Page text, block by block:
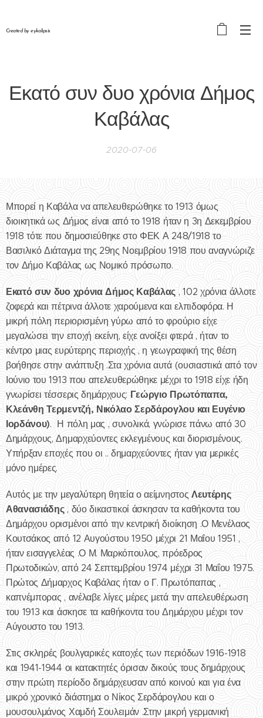
Created by eykalipsis
Εκατό συν δυο χρόνια Δήμος
Καβάλας
2020-07-06
Μπορεί η Καβάλα να απελευθερώθηκε το 1913 όμως
διοικητικά ως Δήμος είναι από το 1918 ήταν η 3η Δεκεμβρίου
1918 τότε που δημοσιεύθηκε στο ΦΕΚ Α 248/1918 το
Βασιλικό Διάταγμα της 29ης Νοεμβρίου 1918 που αναγνώριζε
τον Δήμο Καβάλας ως Νομικό πρόσωπο.
Εκατό συν δυο χρόνια Δήμος Καβάλας , 102 χρόνια άλλοτε
ζοφερά και πέτρινα άλλοτε χαρούμενα και ελπιδοφόρα. Η
μικρή πόλη περιορισμένη γύρω από το φρούριο είχε
μεγαλώσει την εποχή εκείνη, είχε ανοίξει φτερά , ήταν το
κέντρο μιας ευρύτερης περιοχής , η γεωγραφική της θέση
βοήθησε στην ανάπτυξη .Στα χρόνια αυτά (ουσιαστικά από τον
Ιούνιο του 1913 που απελευθερώθηκε μέχρι το 1918 είχε ήδη
γνωρίσει τέσσερις δημάρχους: Γεώργιο Πρωτόπαπα,
Κλεάνθη Τερμεντζή, Νικόλαο Σερδάρογλου και Ευγένιο
Ιορδάνου). Η πόλη μας , συνολικά, γνώρισε πάνω από 30
Δημάρχους, Δημαρχεύοντες εκλεγμένους και διορισμένους.
Υπήρξαν εποχές που οι .. δημαρχεύοντες ήταν για μερικές
μόνο ημέρες.
Αυτός με την μεγαλύτερη θητεία ο αείμνηστος Λευτέρης
Αθανασιάδης, δύο δικαστικοί άσκησαν τα καθήκοντα του
Δημάρχου ορισμένοι από την κεντρική διοίκηση .Ο Μενέλαος
Κουτσάκος από 12 Αυγούστου 1950 μέχρι 21 Μαΐου 1951 ,
ήταν εισαγγελέας .Ο Μ. Μαρκόπουλος, πρόεδρος
Πρωτοδικών, από 24 Σεπτεμβρίου 1974 μέχρι 31 Μαΐου 1975.
Πρώτος Δήμαρχος Καβάλας ήταν ο Γ. Πρωτόπαπας ,
καπνέμπορας , ανέλαβε λίγες μέρες μετά την απελευθέρωση
του 1913 και άσκησε τα καθήκοντα του Δημάρχου μέχρι τον
Αύγουστο του 1913.
Στις σκληρές βουλγαρικές κατοχές των περιόδων 1916-1918
και 1941-1944 οι κατακτητές όρισαν δικούς τους δημάρχους
στην πρώτη περίοδο δημάρχευσαν από κοινού και για ένα
μικρό χρονικό διάστημα ο Νίκος Σερδάρογλου και ο
μουσουλμάνος Χαμδή Σουλειμάν .Στην μικρή γερμανική